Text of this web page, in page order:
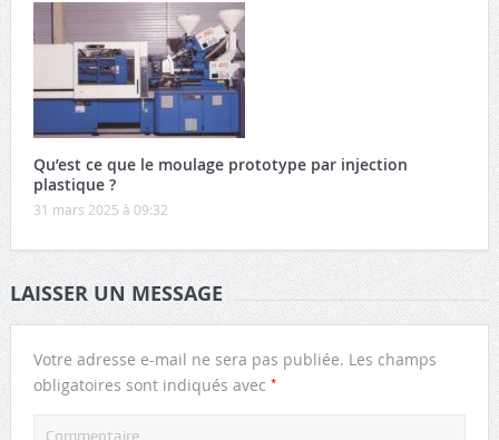
Qu’est ce que le moulage prototype par injection
plastique ?
31 mars 2025 à 09:32
LAISSER UN MESSAGE
Votre adresse e-mail ne sera pas publiée. Les champs
obligatoires sont indiqués avec *